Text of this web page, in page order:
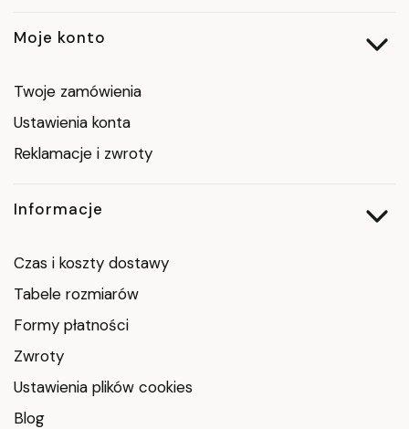
Moje konto
Twoje zamówienia
Ustawienia konta
Reklamacje i zwroty
Informacje
Czas i koszty dostawy
Tabele rozmiarów
Formy płatności
Zwroty
Ustawienia plików cookies
Blog